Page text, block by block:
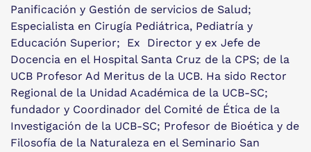
Panificación y Gestión de servicios de Salud;
Especialista en Cirugía Pediátrica, Pediatría y
Educación Superior; Ex Director y ex Jefe de
Docencia en el Hospital Santa Cruz de la CPS; de la
UCB Profesor Ad Meritus de la UCB. Ha sido Rector
Regional de la Unidad Académica de la UCB-SC;
fundador y Coordinador del Comité de Ética de la
Investigación de la UCB-SC; Profesor de Bioética y de
Filosofía de la Naturaleza en el Seminario San